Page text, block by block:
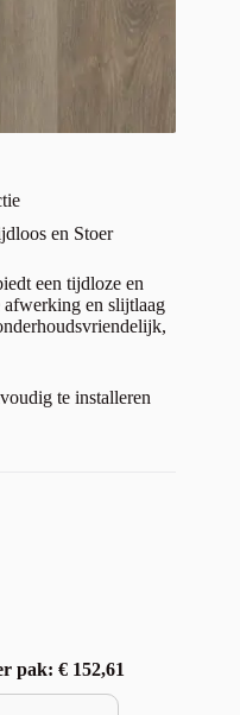
en Stoer
een tijdloze en
en slijtlaag
te installeren
pak: € 152,61